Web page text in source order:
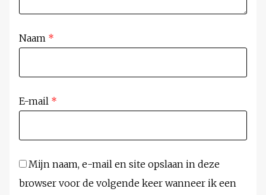
Naam *
E-mail *
Mijn naam, e-mail en site opslaan in deze
browser voor de volgende keer wanneer ik een